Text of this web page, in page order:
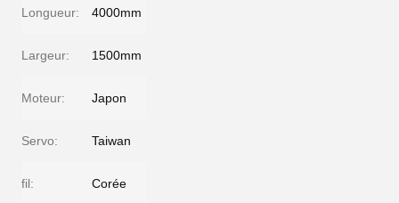
Longueur: 4000mm
Largeur: 1500mm
Moteur: Japon
Servo: Taiwan
fil: Corée